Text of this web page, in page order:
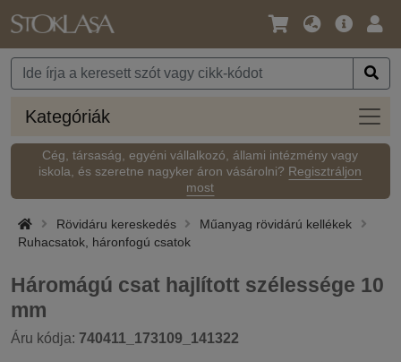
Nyelv
Pénznem
Fő
Kategóriák
Cég, társaság, egyéni vállalkozó, állami intézmény vagy
iskola, és szeretne nagyker áron vásárolni? Regisztráljon
most
Rövidáru kereskedés
Műanyag rövidárú kellékek
Ruhacsatok, háronfogú csatok
Háromágú csat hajlított szélessége 10
mm
Áru kódja: 740411_173109_141322